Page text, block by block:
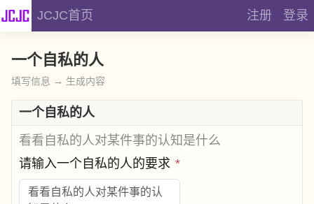
JCJC首页 注册 登录
一个自私的人
填写信息 → 生成内容
一个自私的人
看看自私的人对某件事的认知是什么
请输入一个自私的人的要求 *